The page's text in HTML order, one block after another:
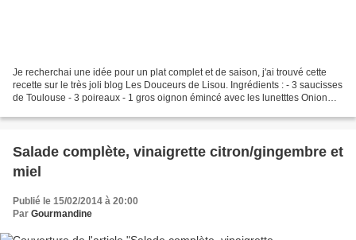
Je recherchai une idée pour un plat complet et de saison, j'ai trouvé cette
recette sur le très joli blog Les Douceurs de Lisou. Ingrédients : - 3 saucisses
de Toulouse - 3 poireaux - 1 gros oignon émincé avec les lunetttes Onion
Salade complète, vinaigrette citron/gingembre et
miel
Publié le 15/02/2014 à 20:00
Par Gourmandine